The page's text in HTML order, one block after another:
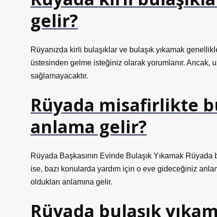
gelir?
Rüyanızda kirli bulaşıklar ve bulaşık yıkamak
üstesinden gelme isteğiniz olarak yorumlanır.
sağlamayacaktır.
Rüyada misafirlikte
anlama gelir?
Rüyada Başkasının Evinde Bulaşık Yıkamak Rüyada
ise, bazı konularda yardım için o eve gideceğiniz
oldukları anlamına gelir.
Rüyada bulaşık